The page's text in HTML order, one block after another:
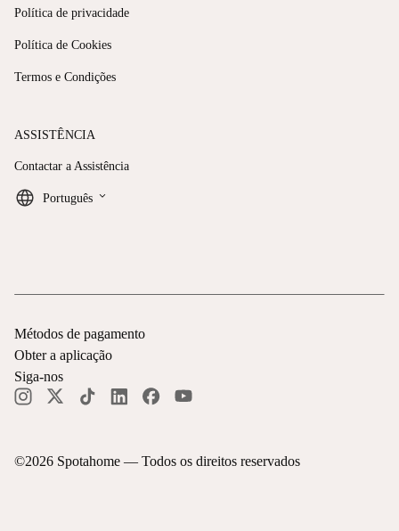
Política de privacidade
Política de Cookies
Termos e Condições
ASSISTÊNCIA
Contactar a Assistência
Português keyboard_arrow_down
©2026 Spotahome — Todos os direitos reservados
Métodos de pagamento
Obter a aplicação
Siga-nos